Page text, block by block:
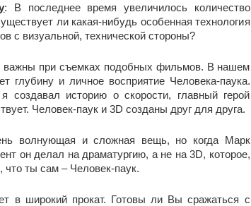
: В последнее время увеличилось количество
ли какая-нибудь особенная технология
с визуальной, технической стороны?
важны при съемках подобных фильмов. В нашем
глубину и личное восприятие Человека-паука.
создавал историю о скорости, главный герой
Человек-паук и 3D созданы друг для друга.
волнующая и сложная вещь, но когда Марк
он делал на драматургию, а не на 3D, которое,
ты сам – Человек-паук.
в широкий прокат. Готовы ли Вы сражаться с